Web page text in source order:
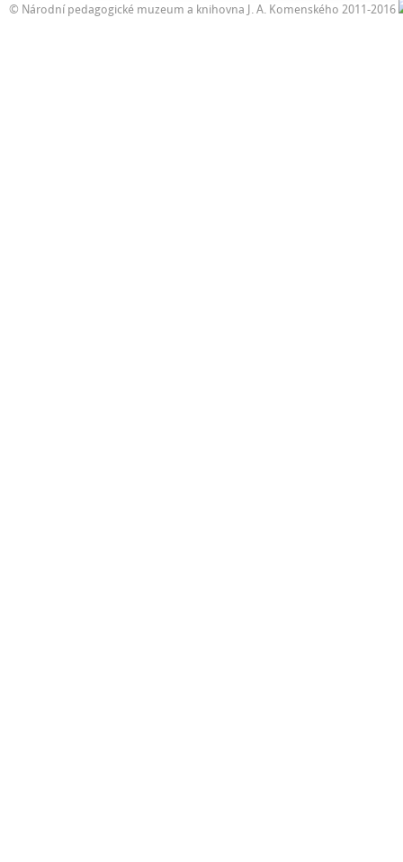
© Národní pedagogické muzeum a knihovna J. A. Komenského 2011-2016